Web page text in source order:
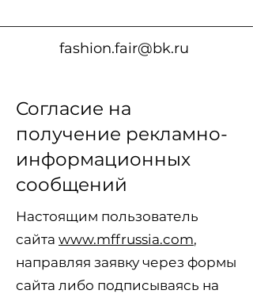
fashion.fair@bk.ru
Согласие на
получение рекламно-
информационных
сообщений
Настоящим пользователь
сайта www.mffrussia.com,
направляя заявку через формы
сайта либо подписываясь на